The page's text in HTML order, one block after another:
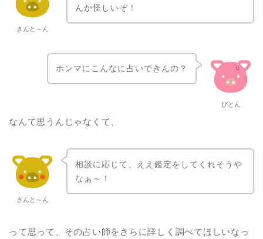
きんと～ん
んか怪しいぞ！
びとん
ホンマにこんなに占いできんの？
なんて思うんじゃなくて、
きんと～ん
相談に応じて、ええ鑑定をしてくれそうや
なぁ～！
って思って、その占い師をさらに詳しく調べてほしいなっ